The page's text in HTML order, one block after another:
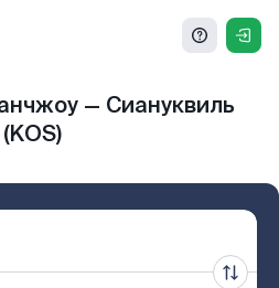
— Сиануквиль
(KOS)